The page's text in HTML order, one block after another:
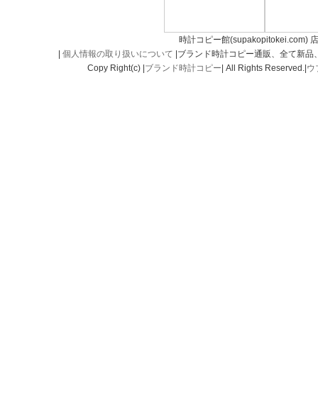
時計コピー館(supakopitokei.com)
個人情報の取り扱いについて |ブランド時計コピー通販、全て新
Copy Right(c) | ブランド時計コピー | All Rights Reserved.| ウ